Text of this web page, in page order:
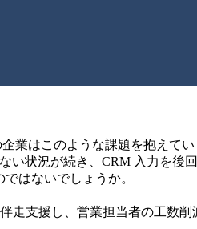
業はこのような課題を抱えてい
い状況が続き、CRM 入力を後
はないでしょうか。
走支援し、営業担当者の工数削